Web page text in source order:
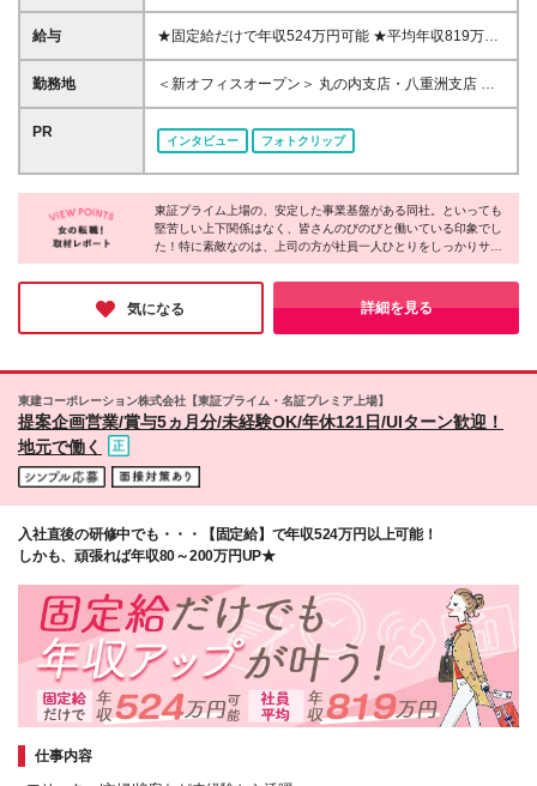
動車第一種運転免許取得者（AT限定可） ★職歴は全
く問いません！ 前向きにコツコツと向き合える方で
非正規社員など経歴は関係なし。 フリーターや離職
中の方、中高年の方、転職回数が多い方で 高収入を
若手からベテランまで幅広く活躍！ 20代: 28.35% 30
給与
★固定給だけで年収524万円可能 ★平均年収819万円
★「女性社員の2人に1人」が年収600万円以上 ★入社
初年度：年収400万～550万円+インセンティブ 月給
センティブ】 ･80～200万円※1物件着工時目安 【各
1名につき5千円 ･資格:FP3～1級(3千円～1万円) ･固定
残業代[47時間分(7万3,800円以上)]あり。ただし月平
均残業は14時間と少なめ ･固定残業代は時間外労働の
アップの標準モデル＞ ▼初受注 最短1ヶ月 ▼営業課
長補佐 最短5ヶ月 ▼営業課長 最短8ヶ月 ※営業課
勤務地
＜新オフィスオープン＞ 丸の内支店・八重洲支店 東
京都千代田区丸の内1丁目9-1 グラントウキョウノー
スタワーオフィス40階（東京ヘッドオフィス内） ★
東京駅直結の新オフィスで雨にも濡れずに通勤♪ ＜東
京、神奈川、埼玉、千葉、愛知も積極採用中＞ ＜そ
の他、全国各地の事業業で募集中！＞ ※地元で働け
る！自宅の近くを考慮します ※社用車での通勤もOK
（支店によっては社用車通勤できない場合もございま
す） ※車通勤の場合は交通費としてガソリンカード貸
与 ※地元に戻って働きたい方も歓迎します 全国に支
店があるため、転居や親の介護に伴う帰省、 ご家族
の転勤といった場合でも仕事を辞める必要はありませ
茨城/栃木/群馬/埼玉/千葉/東京/神奈川 新潟/富山/石川/
福井/山梨/長野/岐阜/静岡/愛知/三重/滋賀 京都/大阪/兵
岡/佐賀/長崎/熊本/大分/宮崎/鹿児島/沖縄 【詳しい勤務
PR
インタビュー フォトクリップ
東証プライム上場の、安定した事業基盤がある同社。といっても
堅苦しい上下関係はなく、皆さんのびのびと働いている印象でし
た！特に素敵なのは、上司の方が社員一人ひとりをしっかりサポ
ートしている点。周りから応援してもらえるから、未経験の方で
もどんな世代の方でも安心してチャレンジできそうです。さらに
基本給が高水準でインセンティブもあるからしっかり稼げるのも
ポイント！ぜひチャレンジしてみてはどうでしょうか。
気になる 詳細を見る
東建コーポレーション株式会社【東証プライム・名証プレミア上場】
提案企画営業/賞与5ヵ月分/未経験OK/年休121日/UIターン歓迎！
地元で働く
入社直後の研修中でも・・・【固定給】で年収524万円以上可能！
しかも、頑張れば年収80～200万円UP★
仕事内容